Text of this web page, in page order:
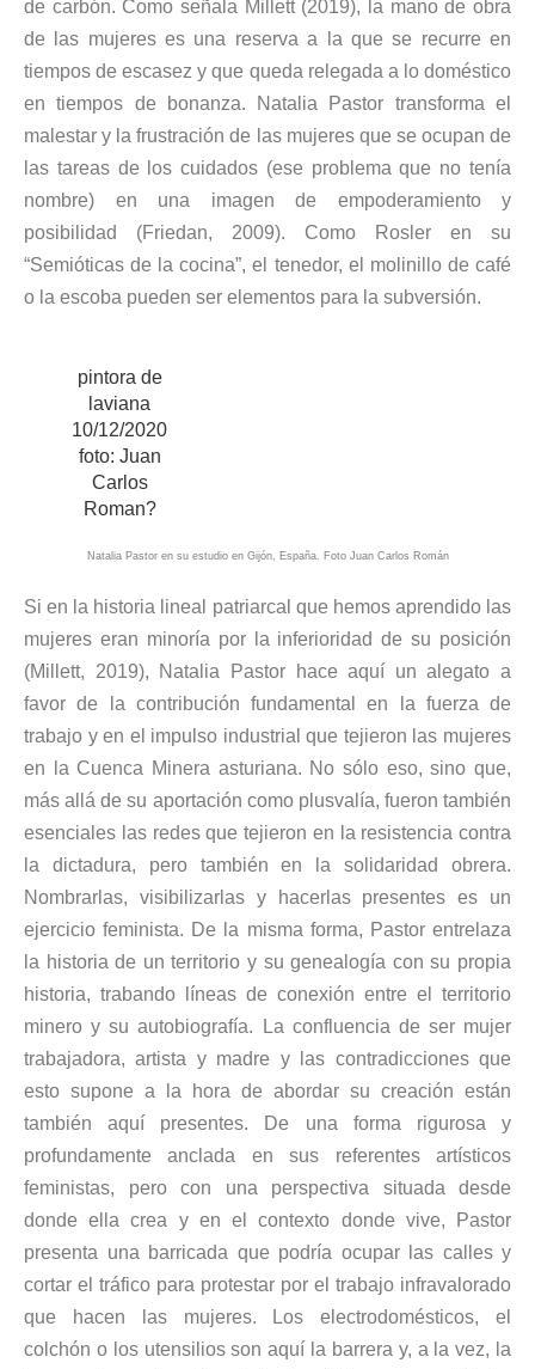
de carbón. Como señala Millett (2019), la mano de obra
de las mujeres es una reserva a la que se recurre en
tiempos de escasez y que queda relegada a lo doméstico
en tiempos de bonanza. Natalia Pastor transforma el
malestar y la frustración de las mujeres que se ocupan de
las tareas de los cuidados (ese problema que no tenía
nombre) en una imagen de empoderamiento y
posibilidad (Friedan, 2009). Como Rosler en su
“Semióticas de la cocina”, el tenedor, el molinillo de café
o la escoba pueden ser elementos para la subversión.
pintora de
laviana
10/12/2020
foto: Juan
Carlos
Roman?
Natalia Pastor en su estudio en Gijón, España. Foto Juan Carlos Román
Si en la historia lineal patriarcal que hemos aprendido las
mujeres eran minoría por la inferioridad de su posición
(Millett, 2019), Natalia Pastor hace aquí un alegato a
favor de la contribución fundamental en la fuerza de
trabajo y en el impulso industrial que tejieron las mujeres
en la Cuenca Minera asturiana. No sólo eso, sino que,
más allá de su aportación como plusvalía, fueron también
esenciales las redes que tejieron en la resistencia contra
la dictadura, pero también en la solidaridad obrera.
Nombrarlas, visibilizarlas y hacerlas presentes es un
ejercicio feminista. De la misma forma, Pastor entrelaza
la historia de un territorio y su genealogía con su propia
historia, trabando líneas de conexión entre el territorio
minero y su autobiografía. La confluencia de ser mujer
trabajadora, artista y madre y las contradicciones que
esto supone a la hora de abordar su creación están
también aquí presentes. De una forma rigurosa y
profundamente anclada en sus referentes artísticos
feministas, pero con una perspectiva situada desde
donde ella crea y en el contexto donde vive, Pastor
presenta una barricada que podría ocupar las calles y
cortar el tráfico para protestar por el trabajo infravalorado
que hacen las mujeres. Los electrodomésticos, el
colchón o los utensilios son aquí la barrera y, a la vez, la